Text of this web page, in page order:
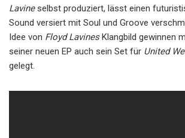
Lavineselbst produziert, lässt einen
Sound versiert mit Soul und Groove
Idee von Floyd LavinesKlangbild gewinnen
seiner neuen EP auch sein Set für United
gelegt.